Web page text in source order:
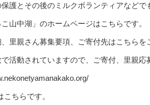
護とその後のミルクボランティアなど
こ山中湖」のホームページはこちらです。
里親さん募集要項、ご寄付先はこちらを
で活動されていますので、ご寄付、里親
こちらです。